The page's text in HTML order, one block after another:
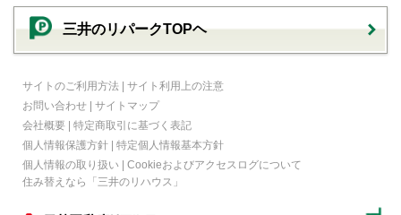
三井のリパークTOPヘ
サイトのご利用方法 | サイト利用上の注意
お問い合わせ | サイトマップ
会社概要 | 特定商取引に基づく表記
個人情報保護方針 | 特定個人情報基本方針
個人情報の取り扱い | Cookieおよびアクセスログについて
住み替えなら
「三井のリハウス」